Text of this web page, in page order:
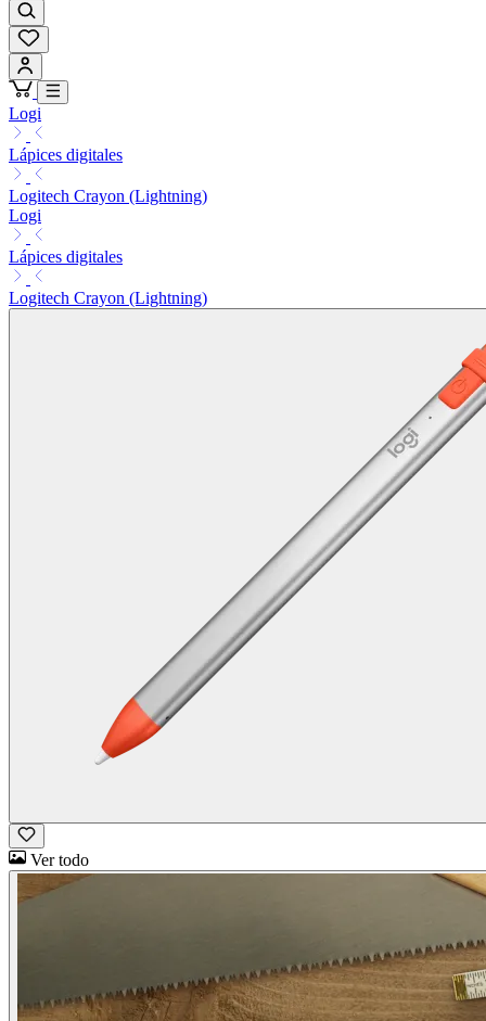
Logi
Lápices digitales
Logitech Crayon (Lightning)
Logi
Lápices digitales
Logitech Crayon (Lightning)
Ver todo